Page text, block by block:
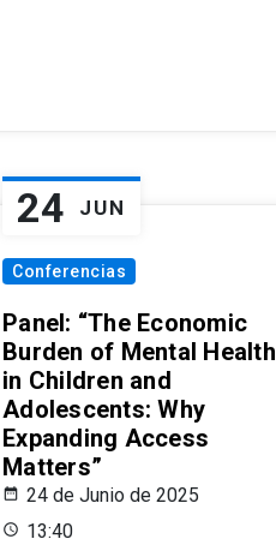
24 JUN
Conferencias
Panel: “The Economic
Burden of Mental Health
in Children and
Adolescents: Why
Expanding Access
Matters”
24 de Junio de 2025
13:40